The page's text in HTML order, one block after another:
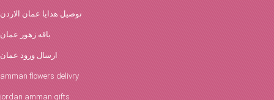
توصيل هدايا عمان الاردن
باقه زهور عمان
ارسال ورود عمان
amman flowers delivry
jordan amman gifts